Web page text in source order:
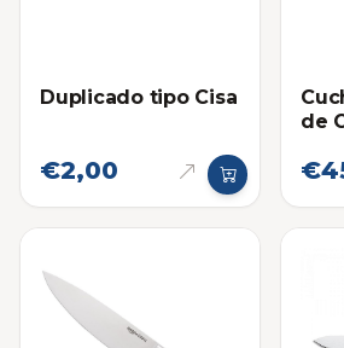
Duplicado tipo Cisa
€2,00
de